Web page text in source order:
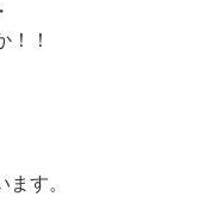
！！
す。